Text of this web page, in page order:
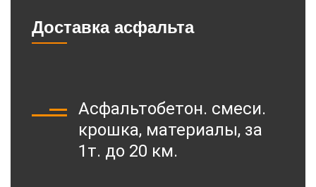
Доставка асфальта
Асфальтобетон. смеси.
крошка, материалы, за
1т. до 20 км.